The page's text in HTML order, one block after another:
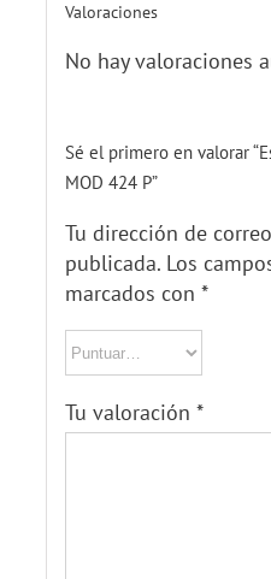
Valoraciones
No hay valoraciones
Sé el primero en valorar
MOD 424 P”
Tu dirección de
publicada.Los
marcados con *
Tu valoración *